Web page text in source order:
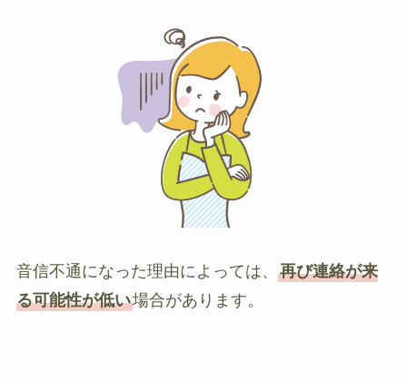
音信不通になった理由によっては、 再び連絡が来
る可能性が低い場合があります。